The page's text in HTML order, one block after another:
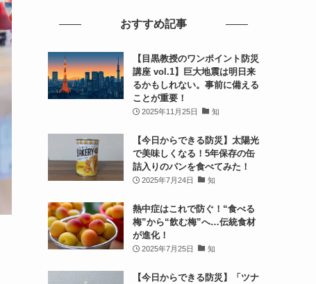
おすすめ記事
【目黒教授のワンポイント防災
講座 vol.1】巨大地震は明日来
るかもしれない。事前に備える
ことが重要！
2025年11月25日 知
【今日からできる防災】太陽光
で美味しくなる！5年保存の缶
詰入りのパンを食べてみた！
2025年7月24日 知
熱中症はこれで防ぐ！“食べる
梅”から“飲む梅”へ…伝統食材
が進化！
2025年7月25日 知
【今日からできる防災】「ツナ